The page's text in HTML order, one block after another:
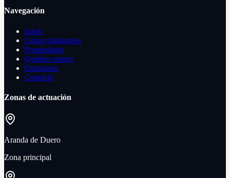
Navegación
Inicio
Cómo trabajamos
Propiedades
Quiénes somos
Opiniones
Contacto
Zonas de actuación
Aranda de Duero
Zona principal